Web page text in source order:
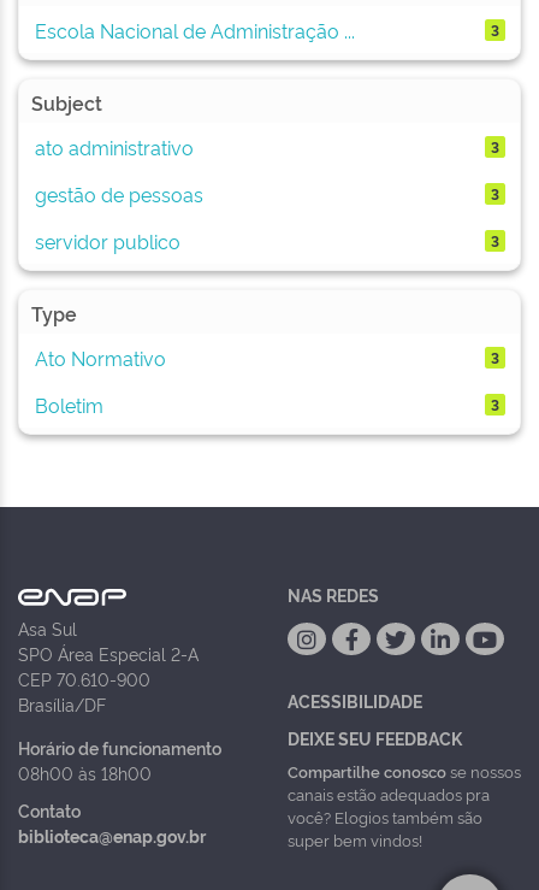
Escola Nacional de Administração ...
3
Subject
ato administrativo
3
gestão de pessoas 3
servidor publico 3
Type
Ato Normativo
3
Boletim 3
Asa Sul
SPO Área Especial 2-A
CEP 70.610-900
Brasília/DF
Horário de funcionamento
08h00 às 18h00
Contato
biblioteca@enap.gov.br
NAS REDES
ACESSIBILIDADE
DEIXE SEU FEEDBACK
Compartilhe conoscose nossos
canais estão adequados pra
você? Elogios também são
super bem vindos!